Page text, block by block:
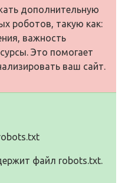
дополнительную
роботов, такую как:
важность
Это помогает
ваш сайт.
файл robots.txt.